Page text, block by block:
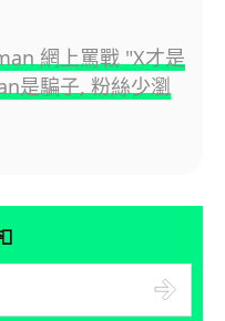
網上罵戰 "X才是
是騙子, 粉絲少瀏